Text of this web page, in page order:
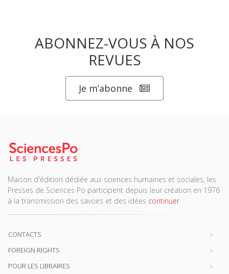
ABONNEZ-VOUS À NOS
REVUES
Je m’abonne
Maison d'édition dédiée aux sciences humaines et sociales, les
Presses de Sciences Po participent depuis leur création en 1976
à la transmission des savoirs et des idées continuer
CONTACTS
FOREIGN RIGHTS
POUR LES LIBRAIRES